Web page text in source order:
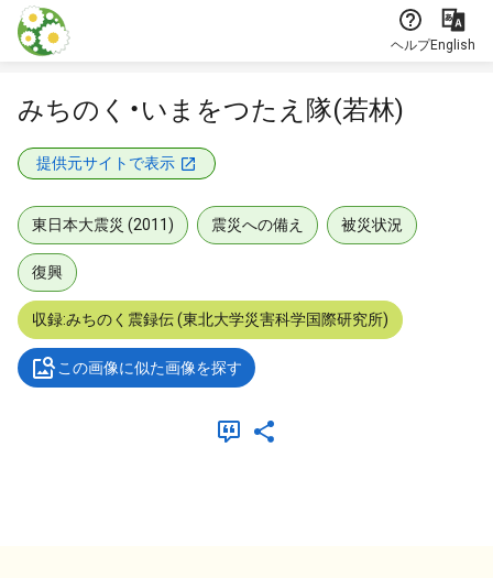
本文に飛ぶ
ヘルプEnglish
みちのく・いまをつたえ隊(若林)
提供元サイトで表示
東日本大震災 (2011) 震災への備え 被災状況
復興
収録:みちのく震録伝 (東北大学災害科学国際研究所)
この画像に似た画像を探す